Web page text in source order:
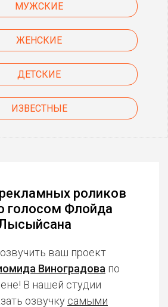
МУЖСКИЕ
ЖЕНСКИЕ
ДЕТСКИЕ
ИЗВЕСТНЫЕ
роликов
голосом Флойда
ваш проект
Виноградова по
В нашей студии
озвучку самыми